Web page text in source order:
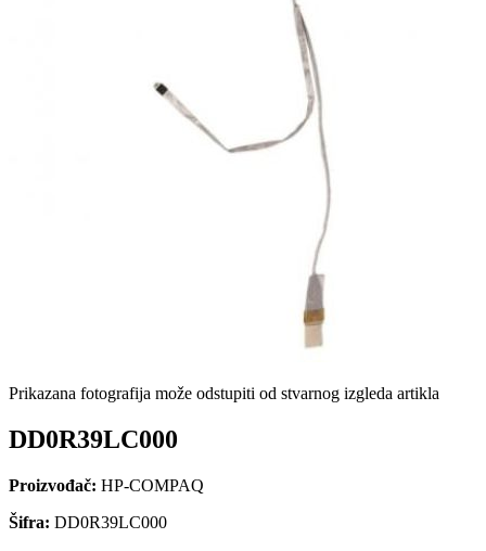
Prikazana fotografija može odstupiti od stvarnog izgleda artikla
DD0R39LC000
Proizvođač: HP-COMPAQ
Šifra: DD0R39LC000